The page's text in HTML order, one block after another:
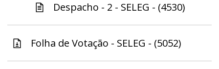
Despacho - 2 - SELEG - (4530)
Folha de Votação - SELEG - (5052)